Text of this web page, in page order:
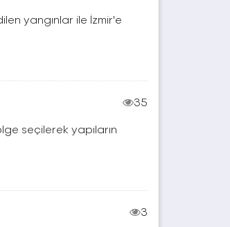
yangınlar ile İzmir'e
35
seçilerek yapıların
3